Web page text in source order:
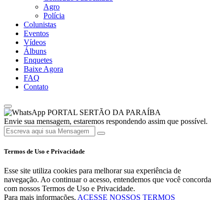
Agro
Polícia
Colunistas
Eventos
Vídeos
Álbuns
Enquetes
Baixe Agora
FAQ
Contato
PORTAL SERTÃO DA PARAÍBA
Envie sua mensagem, estaremos respondendo assim que possível.
Termos de Uso e Privacidade
Esse site utiliza cookies para melhorar sua experiência de
navegação. Ao continuar o acesso, entendemos que você concorda
com nossos Termos de Uso e Privacidade.
Para mais informações, ACESSE NOSSOS TERMOS